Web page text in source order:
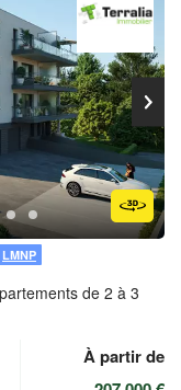
LMNP
de 2 à 3
À partir de